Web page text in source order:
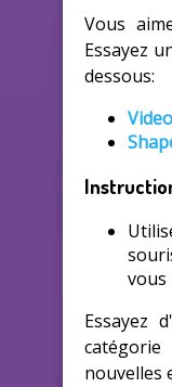
Vous
Essayez
dessous:
vous
Essayez
nouvelles